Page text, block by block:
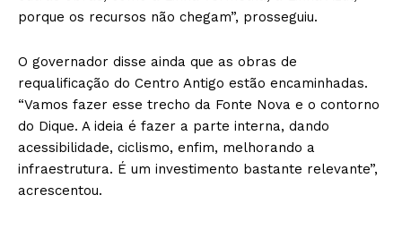
porque os recursos não chegam”, prosseguiu.
O governador disse ainda que as obras de
requalificação do Centro Antigo estão encaminhadas.
“Vamos fazer esse trecho da Fonte Nova e o contorno
do Dique. A ideia é fazer a parte interna, dando
acessibilidade, ciclismo, enfim, melhorando a
infraestrutura. É um investimento bastante relevante”,
acrescentou.